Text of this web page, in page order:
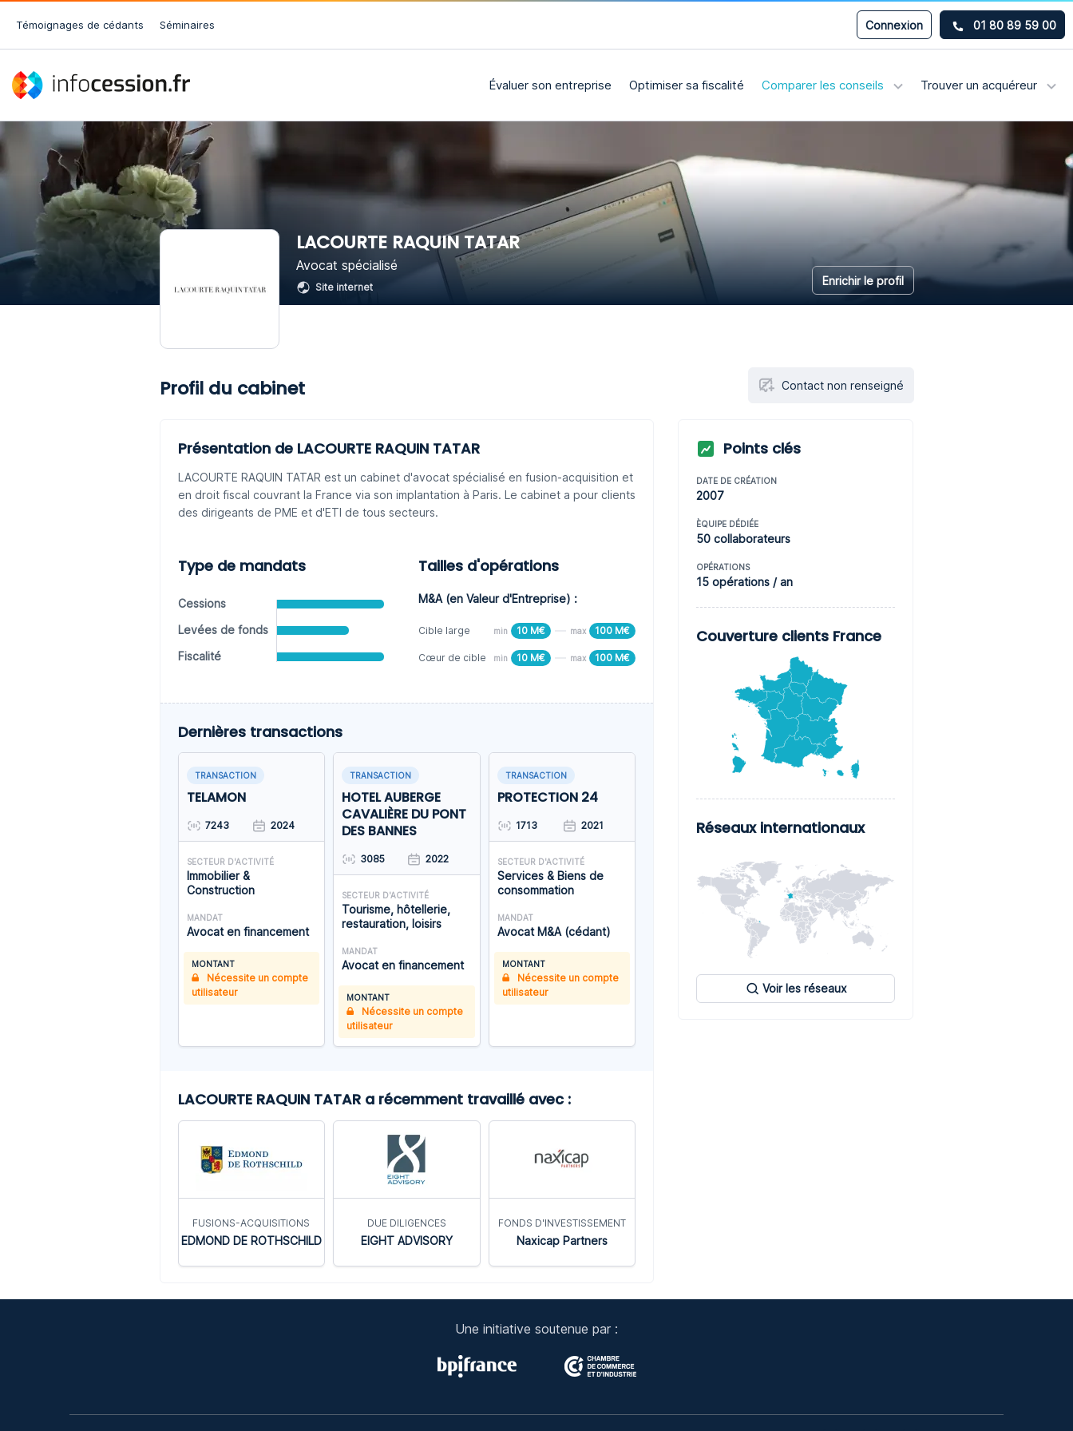
Témoignages de cédants Séminaires Connexion 01 80 89 59 00
Évaluer son entreprise Optimiser sa fiscalité Comparer les conseils Trouver un acquéreur
LACOURTE RAQUIN TATAR
Avocat spécialisé
Site internet Enrichir le profil
Profil du cabinet Contact non renseigné
Présentation de LACOURTE RAQUIN TATAR
LACOURTE RAQUIN TATAR est un cabinet d'avocat spécialisé en fusion-acquisition et
en droit fiscal couvrant la France via son implantation à Paris. Le cabinet a pour clients
des dirigeants de PME et d'ETI de tous secteurs.
Type de mandats
Cessions
Levées de fonds
Fiscalité
Tailles d'opérations
M&A (en Valeur d'Entreprise) :
Cible large min 10 M€ max 100 M€
Cœur de cible min 10 M€ max 100 M€
Dernières transactions
TRANSACTION
TELAMON
7243 2024
SECTEUR D'ACTIVITÉ
Immobilier &
Construction
MANDAT
Avocat en financement
MONTANT
Nécessite un compte
utilisateur
TRANSACTION
HOTEL AUBERGE
CAVALIÈRE DU PONT
DES BANNES
3085 2022
SECTEUR D'ACTIVITÉ
Tourisme, hôtellerie,
restauration, loisirs
MANDAT
Avocat en financement
MONTANT
Nécessite un compte
utilisateur
TRANSACTION
PROTECTION 24
1713 2021
SECTEUR D'ACTIVITÉ
Services & Biens de
consommation
MANDAT
Avocat M&A (cédant)
MONTANT
Nécessite un compte
utilisateur
LACOURTE RAQUIN TATAR a récemment travaillé avec :
FUSIONS-ACQUISITIONS
EDMOND DE ROTHSCHILD
DUE DILIGENCES
EIGHT ADVISORY
FONDS D'INVESTISSEMENT
Naxicap Partners
Points clés
DATE DE CRÉATION
2007
ÈQUIPE DÉDIÉE
50 collaborateurs
OPÉRATIONS
15 opérations / an
Couverture clients France
Réseaux internationaux
Voir les réseaux
Une initiative soutenue par :